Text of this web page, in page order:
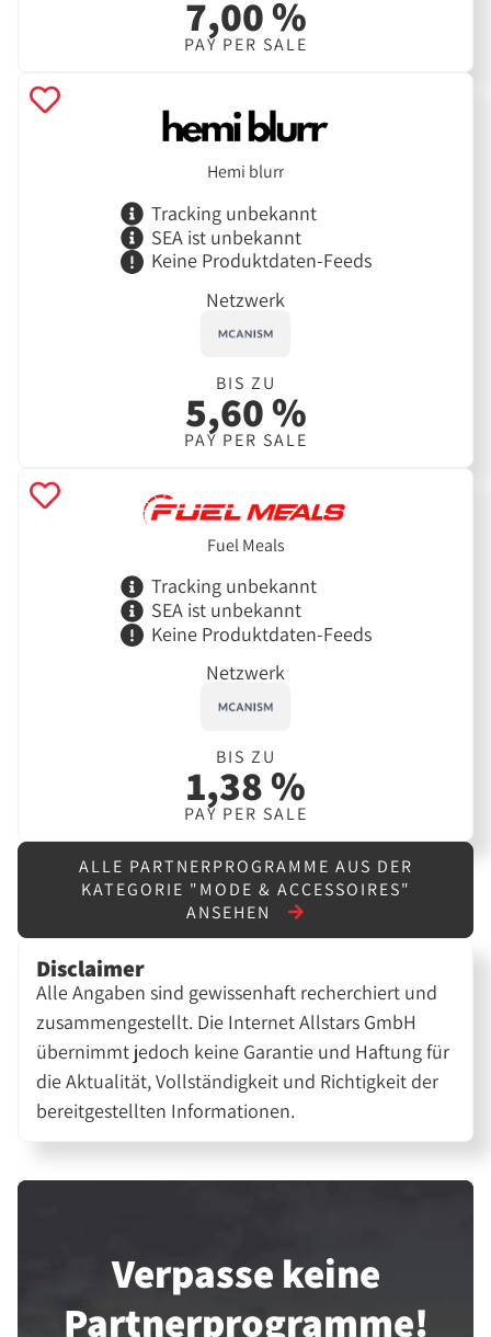
7,00 %
PAY PER SALE
Hemi blurr
Tracking unbekannt
SEA ist unbekannt
Keine Produktdaten-Feeds
Netzwerk
BIS ZU
5,60 %
PAY PER SALE
Fuel Meals
Tracking unbekannt
SEA ist unbekannt
Keine Produktdaten-Feeds
Netzwerk
BIS ZU
1,38 %
PAY PER SALE
ALLE PARTNERPROGRAMME AUS DER
KATEGORIE "MODE & ACCESSOIRES"
ANSEHEN
Disclaimer
Alle Angaben sind gewissenhaft recherchiert und
zusammengestellt. Die Internet Allstars GmbH
übernimmt jedoch keine Garantie und Haftung für
die Aktualität, Vollständigkeit und Richtigkeit der
bereitgestellten Informationen.
Verpasse keine
Partner­programme!